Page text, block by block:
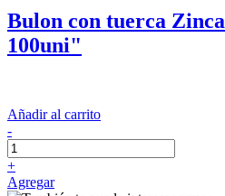
Bulon con tuerca
100uni"
Añadir al carrito
-
+
Agregar